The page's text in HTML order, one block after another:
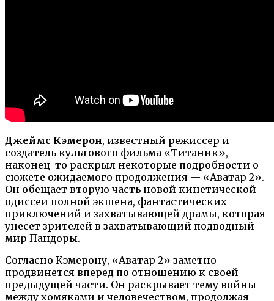
Джеймс Кэмерон, известный режиссер и
создатель культового фильма «Титаник»,
наконец-то раскрыл некоторые подробности о
сюжете ожидаемого продолжения — «Аватар 2».
Он обещает вторую часть новой кинетической
одиссеи полной экшена, фантастических
приключений и захватывающей драмы, которая
унесет зрителей в захватывающий подводный
мир Пандоры.
Согласно Кэмерону, «Аватар 2» заметно
продвинется вперед по отношению к своей
предыдущей части. Он раскрывает тему войны
между хомяками и человечеством, продолжая